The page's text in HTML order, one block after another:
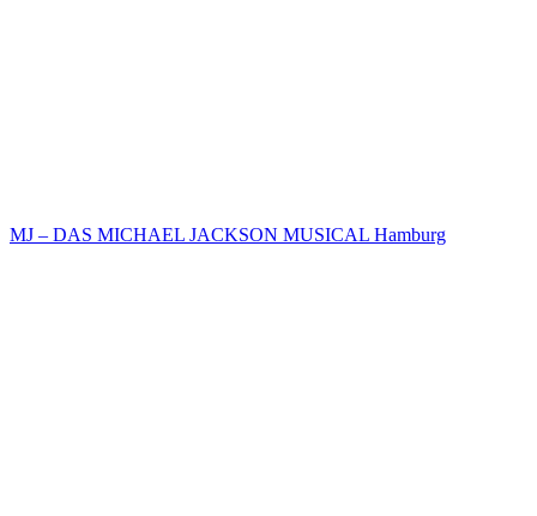
MJ – DAS MICHAEL JACKSON MUSICAL Hamburg